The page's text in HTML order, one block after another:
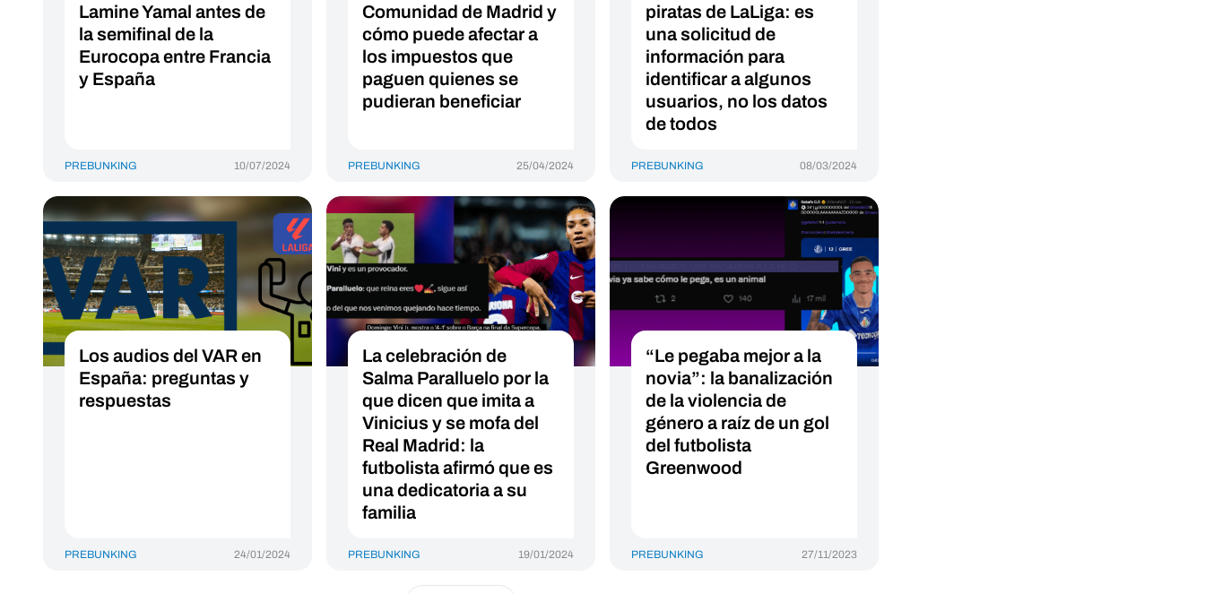
Lamine Yamal antes de
la semifinal de la
Eurocopa entre Francia
y España
PREBUNKING 10/07/2024
Comunidad de Madrid y
cómo puede afectar a
los impuestos que
paguen quienes se
pudieran beneficiar
PREBUNKING 25/04/2024
piratas de LaLiga: es
una solicitud de
información para
identificar a algunos
usuarios, no los datos
de todos
PREBUNKING 08/03/2024
Los audios del VAR en
España: preguntas y
respuestas
PREBUNKING 24/01/2024
La celebración de
Salma Paralluelo por la
que dicen que imita a
Vinicius y se mofa del
Real Madrid: la
futbolista afirmó que es
una dedicatoria a su
familia
PREBUNKING 19/01/2024
“Le pegaba mejor a la
novia”: la banalización
de la violencia de
género a raíz de un gol
del futbolista
Greenwood
PREBUNKING 27/11/2023